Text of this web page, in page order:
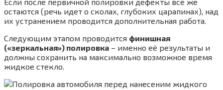
Если после первичной полировки дефекты всё же
остаются (речь идет о сколах, глубоких царапинах), над
их устранением проводится дополнительная работа.
Следующим этапом проводится финишная
(«зеркальная») полировка – именно её результаты и
должны сохранить на максимально возможное время
жидкое стекло.